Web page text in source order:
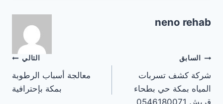
neno rehab
تصفّح
المقالات
السابق
شركة كشف تسربات
المياه بمكة حي بطحاء
قريش 0546180071
التالي
معالجة أسباب الرطوبة
بمكة بإحترافية